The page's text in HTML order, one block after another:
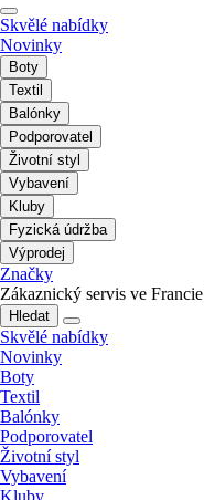
Skvělé nabídky
Novinky
Boty
Textil
Balónky
Podporovatel
Životní styl
Vybavení
Kluby
Fyzická údržba
Výprodej
Značky
Zákaznický servis ve Francie
Hledat
Skvělé nabídky
Novinky
Boty
Textil
Balónky
Podporovatel
Životní styl
Vybavení